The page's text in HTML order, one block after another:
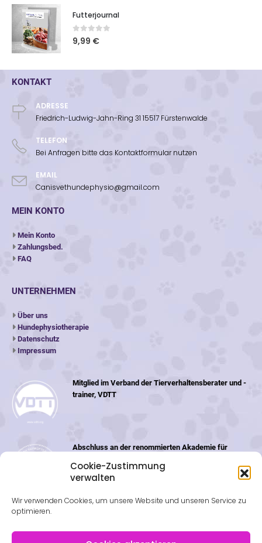
Cookie-Zustimmung
verwalten
Wir verwenden Cookies, um unsere Website und unseren Service zu
optimieren.
Futterjournal
0 out of 5
9,99 €
KONTAKT
ADRESSE
Friedrich-Ludwig-Jahn-Ring 31 15517 Fürstenwalde
TELEFON
Bei Anfragen bitte das Kontaktformular nutzen
EMAIL
Canisvethundephysio@gmail.com
MEIN KONTO
Mein Konto
Zahlungsbed.
FAQ
UNTERNEHMEN
Über uns
Hundephysiotherapie
Datenschutz
Impressum
Mitglied im Verband der Tierverhaltensberater und -
trainer, VDTT
Abschluss an der renommierten Akademie für